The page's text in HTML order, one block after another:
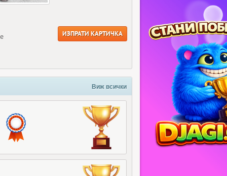
ИЗПРАТИ КАРТИЧКА
Виж всички